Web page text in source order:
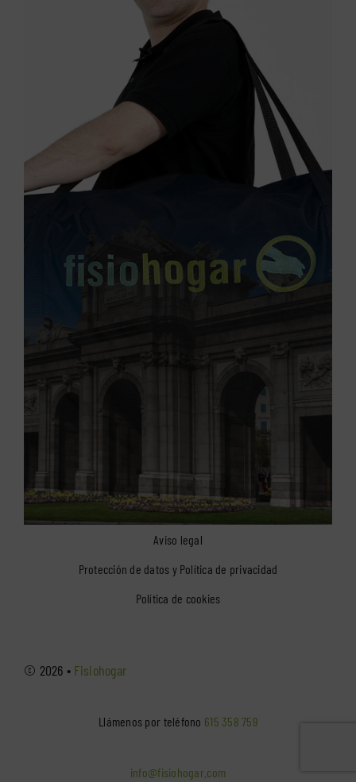
Aviso legal
Protección de datos y Política de privacidad
Política de cookies
© 2026 • Fisiohogar
Llámenos por teléfono 615 358 759
info@fisiohogar.com